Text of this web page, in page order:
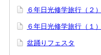
６年日光修学旅行（２）
６年日光修学旅行（１）
盆踊りフェスタ